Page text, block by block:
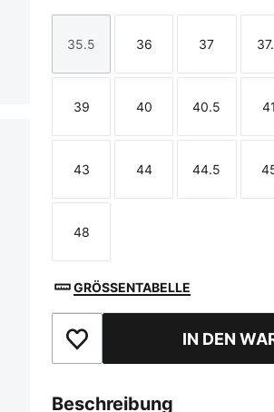
Größe
35.5
Größe
36
Größe
37
Größe
39
Größe
40
Größe
40.5 41
Größe
43
Größe
44
Größe
44.5
Größe
48
GRÖSSENTABELLE
Zu Favoriten hinzufügen
IN DEN
Beschreibung